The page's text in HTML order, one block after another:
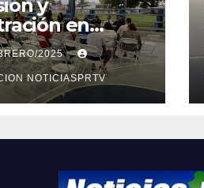
y
en
sobre
en
2025
NOTICIASPRTV